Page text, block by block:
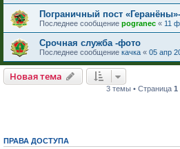
Пограничный пост
Последнее сообщение pogranec « 11
Срочная служба -фото
Последнее сообщение качка « 05 апр
Новая тема
3 темы • Страница1
ПРАВА ДОСТУПА